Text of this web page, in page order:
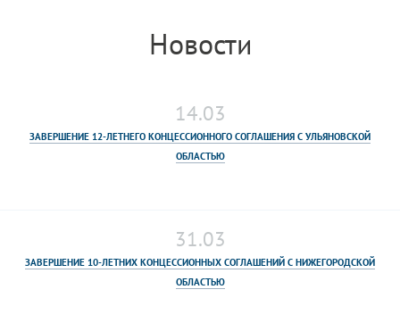
Новости
14.03
ЗАВЕРШЕНИЕ 12-ЛЕТНЕГО КОНЦЕССИОННОГО СОГЛАШЕНИЯ С УЛЬЯНОВСКОЙ
ОБЛАСТЬЮ
31.03
ЗАВЕРШЕНИЕ 10-ЛЕТНИХ КОНЦЕССИОННЫХ СОГЛАШЕНИЙ С НИЖЕГОРОДСКОЙ
ОБЛАСТЬЮ